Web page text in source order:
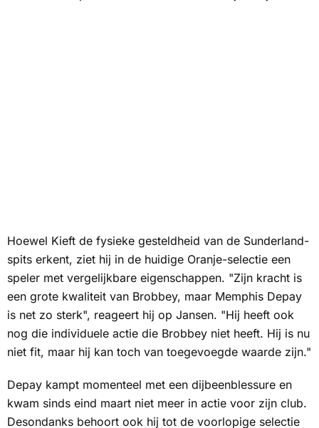
Hoewel Kieft de fysieke gesteldheid van de Sunderland-
spits erkent, ziet hij in de huidige Oranje-selectie een
speler met vergelijkbare eigenschappen. "Zijn kracht is
een grote kwaliteit van Brobbey, maar Memphis Depay
is net zo sterk", reageert hij op Jansen. "Hij heeft ook
nog die individuele actie die Brobbey niet heeft. Hij is nu
niet fit, maar hij kan toch van toegevoegde waarde zijn."
Depay kampt momenteel met een dijbeenblessure en
kwam sinds eind maart niet meer in actie voor zijn club.
Desondanks behoort ook hij tot de voorlopige selectie